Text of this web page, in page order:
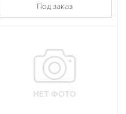
Под заказ